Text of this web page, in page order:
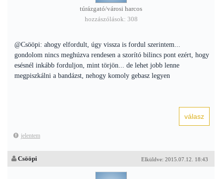
túrázgató/városi harcos
hozzászólások: 308
@Csööpi: ahogy elfordult, úgy vissza is fordul szerintem...
gondolom nincs meghúzva rendesen a szorító bilincs pont ezért, hogy
esésnél inkább forduljon, mint törjön... de lehet jobb lenne
megpiszkálni a bandázst, nehogy komoly gebasz legyen
jelentem
Elküldve: 2015.07.12. 18:43
Csööpi